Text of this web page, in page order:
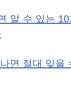
알 수 있는
면 절대 잊을